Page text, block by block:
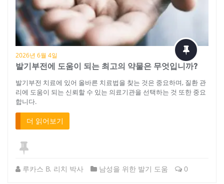
2026년 6월 4일
발기부전에 도움이 되는 최고의 약물은 무엇입니까?
발기부전 치료에 있어 올바른 치료법을 찾는 것은 중요하며, 질환 관
리에 도움이 되는 신뢰할 수 있는 의료기관을 선택하는 것 또한 중요
합니다.
더 읽어보기
루카스 B. 리치 박사 남성을 위한 발기 도움 0